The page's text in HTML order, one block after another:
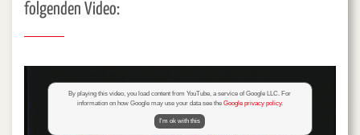
folgenden Video:
By playing this video, you load content from YouTube, a service of Google LLC. For
information on how Google may use your data see the Google privacy policy.
I'm ok with this